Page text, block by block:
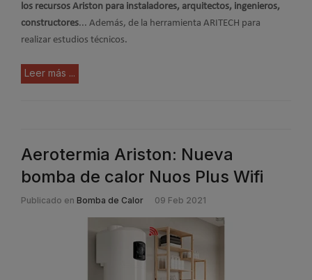
los recursos Ariston para instaladores, arquitectos, ingenieros,
constructores... Además, de la herramienta ARITECH para
realizar estudios técnicos.
Leer más ...
Aerotermia Ariston: Nueva
bomba de calor Nuos Plus Wifi
Publicado en Bomba de Calor 09 Feb 2021